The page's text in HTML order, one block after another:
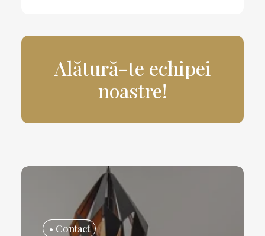
Alătură-te echipei
noastre!
• Contact